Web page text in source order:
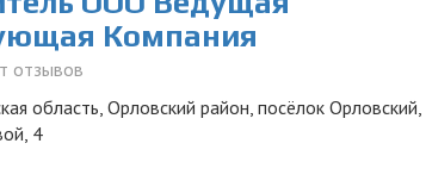
Компания
отзывов
область, Орловский район, посёлок Орловский,
4